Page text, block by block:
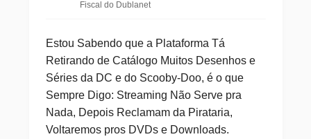
Fiscal do Dublanet
Estou Sabendo que a Plataforma Tá
Retirando de Catálogo Muitos Desenhos e
Séries da DC e do Scooby-Doo, é o que
Sempre Digo: Streaming Não Serve pra
Nada, Depois Reclamam da Pirataria,
Voltaremos pros DVDs e Downloads.